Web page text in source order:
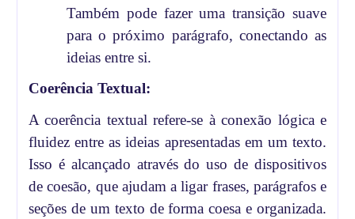
Também pode fazer uma transição suave
para o próximo parágrafo, conectando as
ideias entre si.
Coerência Textual:
A coerência textual refere-se à conexão lógica e
fluidez entre as ideias apresentadas em um texto.
Isso é alcançado através do uso de dispositivos
de coesão, que ajudam a ligar frases, parágrafos e
seções de um texto de forma coesa e organizada.